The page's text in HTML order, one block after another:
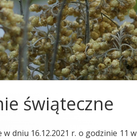
OR KRAKÓW
OR KOSZALIN
OR LUBLIN
OR OSTROWIEC ŚWIĘTOKRZYSKI
OR RZESZÓW
OR SŁUPSK
świąteczne
dniu 16.12.2021 r. o godzinie 11 w